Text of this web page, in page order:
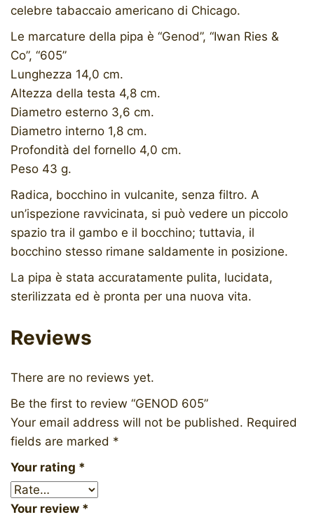
celebre tabaccaio americano di Chicago.
Le marcature della pipa è “Genod”, “Iwan Ries &
Co”, “605”
Lunghezza 14,0 cm.
Altezza della testa 4,8 cm.
Diametro esterno 3,6 cm.
Diametro interno 1,8 cm.
Profondità del fornello 4,0 cm.
Peso 43 g.
Radica, bocchino in vulcanite, senza filtro. A
un’ispezione ravvicinata, si può vedere un piccolo
spazio tra il gambo e il bocchino; tuttavia, il
bocchino stesso rimane saldamente in posizione.
La pipa è stata accuratamente pulita, lucidata,
sterilizzata ed è pronta per una nuova vita.
Reviews
There are no reviews yet.
Be the first to review “GENOD 605”
Your email address will not be published. Required
fields are marked *
Your rating *
Your review *